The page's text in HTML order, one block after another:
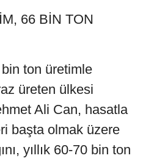
66 BİN TON
bin ton üretimle
üreten ülkesi
Ali Can, hasatla
başta olmak üzere
yıllık 60-70 bin ton